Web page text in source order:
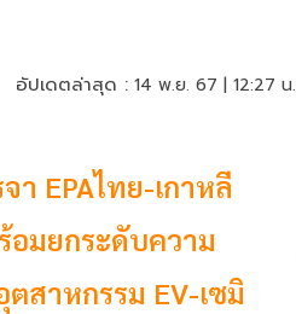
อัปเดตล่าสุด : 14 พ.ย. 67 | 12:27 น.
EPAไทย-เกาหลี
อมยกระดับความ
สาหกรรม EV-เซมิ